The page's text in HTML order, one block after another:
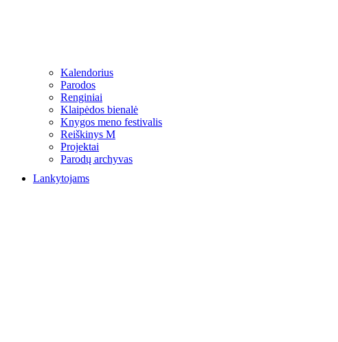
Kalendorius
Parodos
Renginiai
Klaipėdos bienalė
Knygos meno festivalis
Reiškinys M
Projektai
Parodų archyvas
Lankytojams